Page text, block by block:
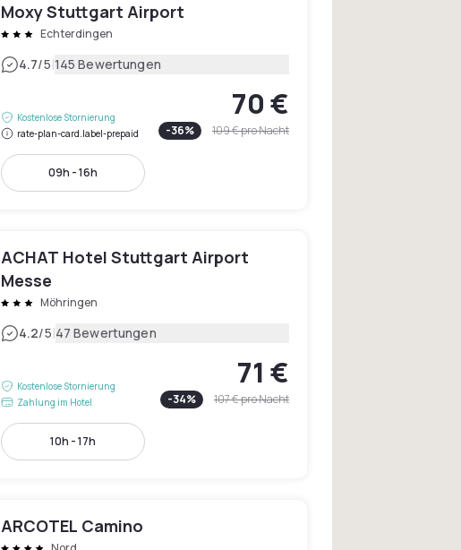
Moxy Stuttgart Airport
Echterdingen
4.7/5|145 Bewertungen
Kostenlose Stornierung
rate-plan-card.label-prepaid
70 €
-36% 109 €pro Nacht
09h - 16h
ACHAT Hotel Stuttgart Airport
Messe
Möhringen
4.2/5|47 Bewertungen
Kostenlose Stornierung
Zahlung im Hotel
71 €
-34% 107 €pro Nacht
10h - 17h
ARCOTEL Camino